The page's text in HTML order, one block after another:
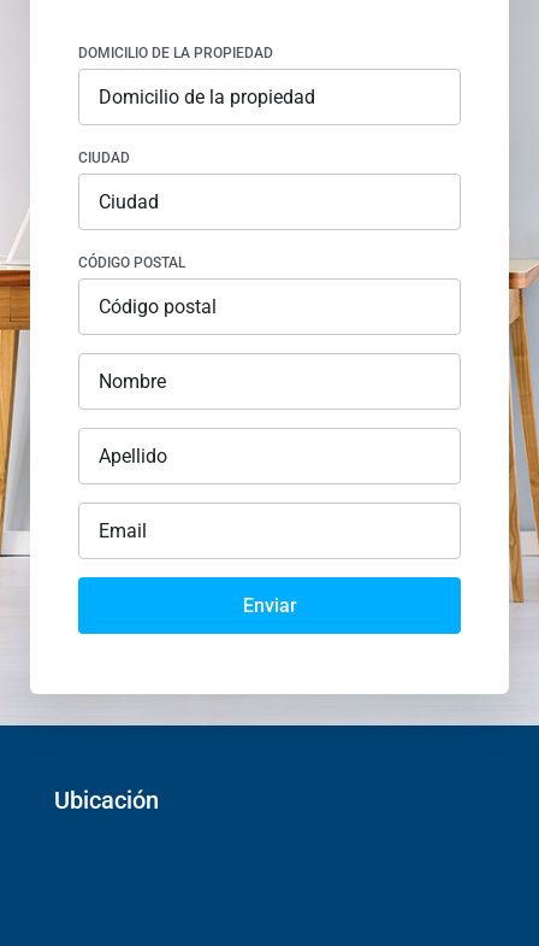
DOMICILIO DE LA PROPIEDAD
CIUDAD
CÓDIGO POSTAL
Enviar
Ubicación